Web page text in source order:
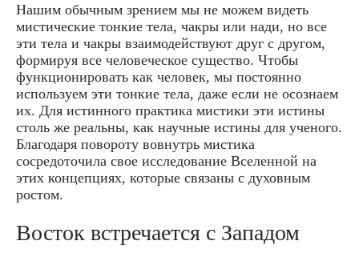
Нашим обычным зрением мы не можем видеть
мистические тонкие тела, чакры или нади, но все
эти тела и чакры взаимодействуют друг с другом,
формируя все человеческое существо. Чтобы
функционировать как человек, мы постоянно
используем эти тонкие тела, даже если не осознаем
их. Для истинного практика мистики эти истины
столь же реальны, как научные истины для ученого.
Благодаря повороту вовнутрь мистика
сосредоточила свое исследование Вселенной на
этих концепциях, которые связаны с духовным
ростом.
Восток встречается с Западом